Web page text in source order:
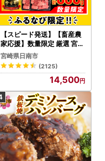
【スピード発送】【畜産農
家応援】数量限定 厳選 宮崎
牛 赤身 焼肉 計800g FN-Li
mited-PR_BDV5-26-2W
宮崎県日南市
(2125)
14,500